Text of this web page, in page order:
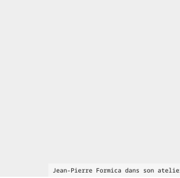
Jean-Pierre Formica dans son